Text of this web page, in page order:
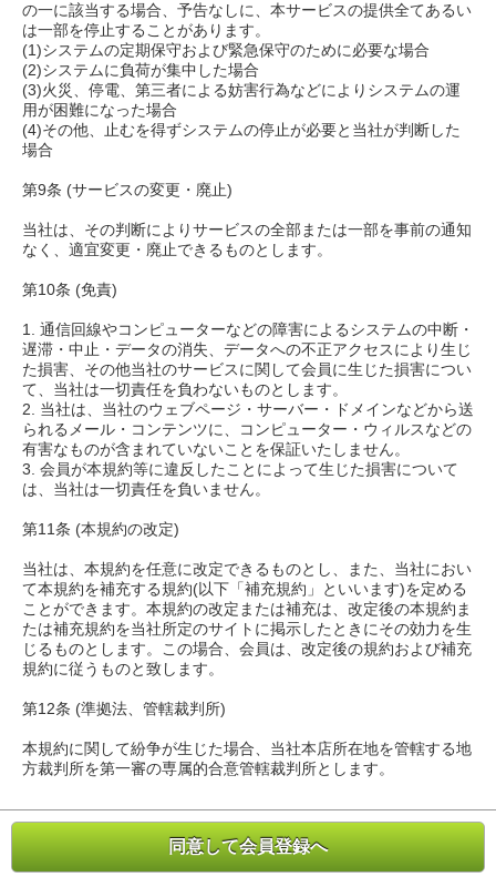
の一に該当する場合、予告なしに、本サービスの提供全てあるい
は一部を停止することがあります。
(1)システムの定期保守および緊急保守のために必要な場合
(2)システムに負荷が集中した場合
(3)火災、停電、第三者による妨害行為などによりシステムの運
用が困難になった場合
(4)その他、止むを得ずシステムの停止が必要と当社が判断した
場合
第9条 (サービスの変更・廃止)
当社は、その判断によりサービスの全部または一部を事前の通知
なく、適宜変更・廃止できるものとします。
第10条 (免責)
1. 通信回線やコンピューターなどの障害によるシステムの中断・
遅滞・中止・データの消失、データへの不正アクセスにより生じ
た損害、その他当社のサービスに関して会員に生じた損害につい
て、当社は一切責任を負わないものとします。
2. 当社は、当社のウェブページ・サーバー・ドメインなどから送
られるメール・コンテンツに、コンピューター・ウィルスなどの
有害なものが含まれていないことを保証いたしません。
3. 会員が本規約等に違反したことによって生じた損害について
は、当社は一切責任を負いません。
第11条 (本規約の改定)
当社は、本規約を任意に改定できるものとし、また、当社におい
て本規約を補充する規約(以下「補充規約」といいます)を定める
ことができます。本規約の改定または補充は、改定後の本規約ま
たは補充規約を当社所定のサイトに掲示したときにその効力を生
じるものとします。この場合、会員は、改定後の規約および補充
規約に従うものと致します。
第12条 (準拠法、管轄裁判所)
本規約に関して紛争が生じた場合、当社本店所在地を管轄する地
方裁判所を第一審の専属的合意管轄裁判所とします。
同意して会員登録へ